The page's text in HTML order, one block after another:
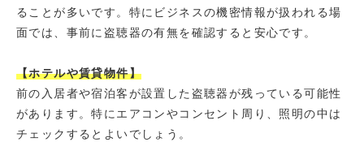
ることが多いです。特にビジネスの機密情報が扱われる場
面では、事前に盗聴器の有無を確認すると安心です。
【ホテルや賃貸物件】
前の入居者や宿泊客が設置した盗聴器が残っている可能性
があります。特にエアコンやコンセント周り、照明の中は
チェックするとよいでしょう。